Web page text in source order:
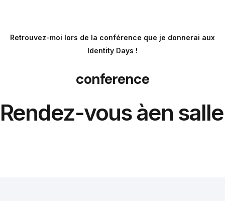
Retrouvez-moi lors de la conférence que je donnerai aux
Identity Days !
conference
Rendez-vous àen salle